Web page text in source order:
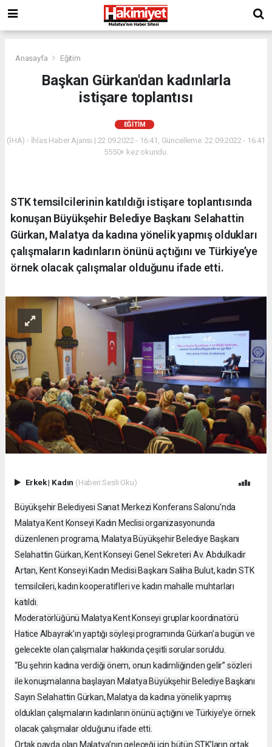
Anasayfa Eğitim
Başkan Gürkan'dan kadınlarla
istişare toplantısı
EĞITIM
(İHA) - İhlas Haber Ajansı | 22.09.2022 - 16:41, Güncelleme: 22.09.2022 - 16:41
5550+ kez okundu.
STK temsilcilerinin katıldığı istişare toplantısında
konuşan Büyükşehir Belediye Başkanı Selahattin
Gürkan, Malatya da kadına yönelik yapmış oldukları
çalışmaların kadınların önünü açtığını ve Türkiye’ye
örnek olacak çalışmalar olduğunu ifade etti.
Erkek| Kadın (Haberi Sesli Oku)
Büyükşehir Belediyesi Sanat Merkezi Konferans Salonu’nda
Malatya Kent Konseyi Kadın Meclisi organizasyonunda
düzenlenen programa, Malatya Büyükşehir Belediye Başkanı
Selahattin Gürkan, Kent Konseyi Genel Sekreteri Av. Abdulkadir
Artan, Kent Konseyi Kadın Meclisi Başkanı Saliha Bulut, kadın STK
temsilcileri, kadın kooperatifleri ve kadın mahalle muhtarları
katıldı.
Moderatörlüğünü Malatya Kent Konseyi gruplar koordinatörü
Hatice Albayrak’ın yaptığı söyleşi programında Gürkan’a bugün ve
gelecekte olan çalışmalar hakkında çeşitli sorular soruldu.
“Bu şehrin kadına verdiği önem, onun kadimliğinden gelir” sözleri
ile konuşmalarına başlayan Malatya Büyükşehir Belediye Başkanı
Sayın Selahattin Gürkan, Malatya da kadına yönelik yapmış
oldukları çalışmaların kadınların önünü açtığını ve Türkiye’ye örnek
olacak çalışmalar olduğunu ifade etti.
Ortak payda olan Malatya’nın geleceği için bütün STK’ların ortak